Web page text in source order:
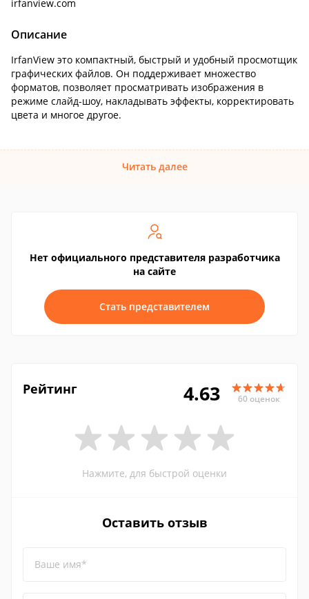
irfanview.com
Описание
IrfanView это компактный, быстрый и удобный просмотщик
графических файлов. Он поддерживает множество
форматов, позволяет просматривать изображения в
режиме слайд-шоу, накладывать эффекты, корректировать
цвета и многое другое.
Читать далее
Нет официального представителя разработчика
на сайте
Стать представителем
Рейтинг 4.63 60 оценок
Нажмите, для быстрой оценки
Оставить отзыв
Ваше имя*